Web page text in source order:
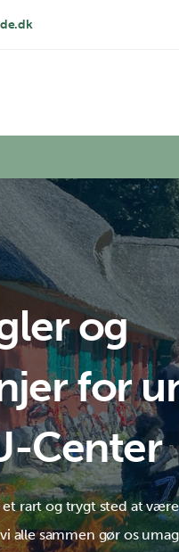
og
for
Center
rart og trygt sted at
alle sammen gør os